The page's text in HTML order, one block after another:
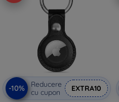
-10%
Reducere
cu cupon
EXTRA10